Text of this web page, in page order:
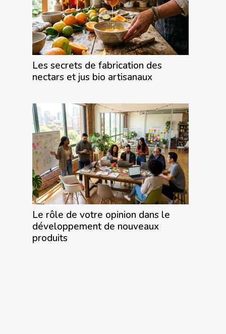
Les secrets de fabrication des
nectars et jus bio artisanaux
Le rôle de votre opinion dans le
développement de nouveaux
produits